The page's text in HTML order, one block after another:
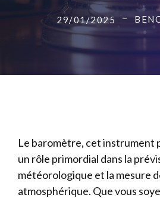
29/01/2025
Le baromètre, cet instrument
un rôle primordial dans la
météorologique et la mesure
atmosphérique. Que vous